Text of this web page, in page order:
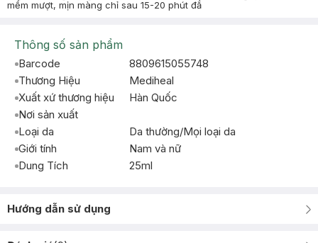
mềm mượt, mịn màng chỉ sau 15-20 phút đắ
Thông số sản phẩm
Barcode
8809615055748
Thương Hiệu
Mediheal
Xuất xứ thương hiệu
Hàn Quốc
Nơi sản xuất
Loại da
Da thường/Mọi loại da
Giới tính
Nam và nữ
Dung Tích
25ml
Hướng dẫn sử dụng